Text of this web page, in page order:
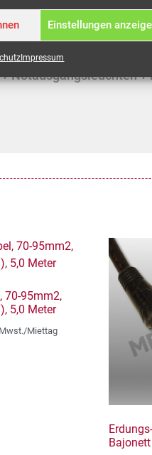
Einstellungen
Impressum
mieten
und Kabelbrücken
Notausgangsleuchten +
70-95mm2,
5,0 Meter
Miettag